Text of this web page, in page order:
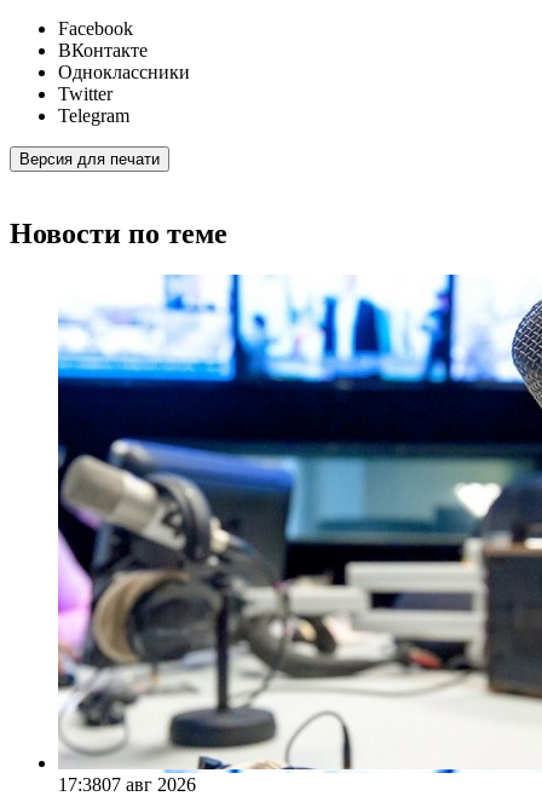
Facebook
ВКонтакте
Одноклассники
Twitter
Telegram
Версия для печати
Новости по теме
17:3807 авг 2026